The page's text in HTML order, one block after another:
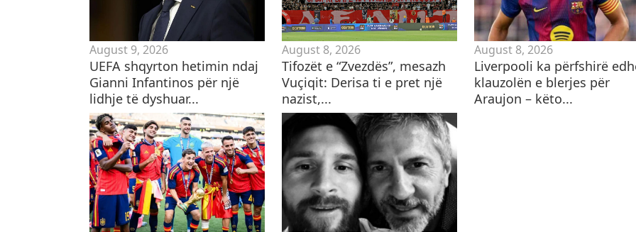
August 9, 2026
UEFA shqyrton hetimin ndaj
Gianni Infantinos për një
lidhje të dyshuar...
August 8, 2026
Tifozët e “Zvezdës”, mesazh
Vuçiqit: Derisa ti e pret një
nazist,...
August 8, 2026
Liverpooli ka përfshirë
klauzolën e blerjes për
Araujon – këto...